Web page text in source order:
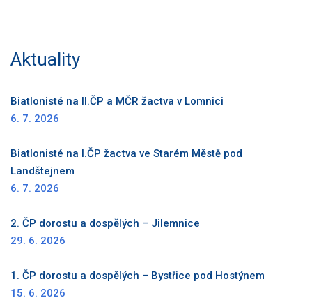
Aktuality
Biatlonisté na II.ČP a MČR žactva v Lomnici
6. 7. 2026
Biatlonisté na I.ČP žactva ve Starém Městě pod
Landštejnem
6. 7. 2026
2. ČP dorostu a dospělých – Jilemnice
29. 6. 2026
1. ČP dorostu a dospělých – Bystřice pod Hostýnem
15. 6. 2026